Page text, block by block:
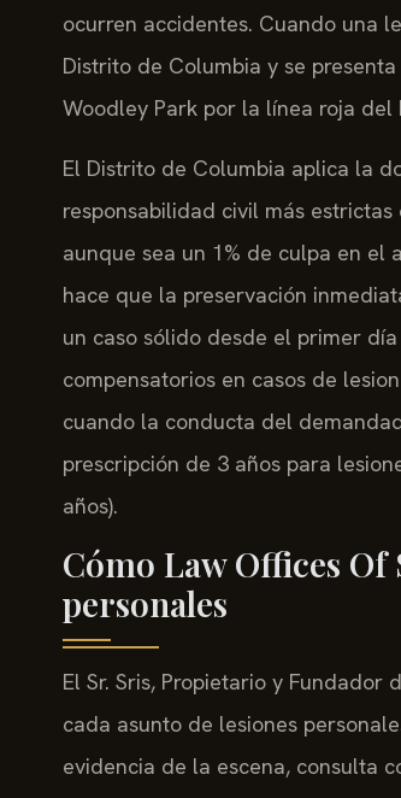
ocurren accidentes. Cuando una
Distrito de Columbia y se
Woodley Park por la línea roja del
El Distrito de Columbia aplica la
responsabilidad civil más
aunque sea un 1% de culpa en el
hace que la preservación
un caso sólido desde el primer
compensatorios en casos de
cuando la conducta del
prescripción de 3 años para
años).
Cómo Law Offices Of
personales
El Sr. Sris, Propietario y Fundador
cada asunto de lesiones
evidencia de la escena, consulta